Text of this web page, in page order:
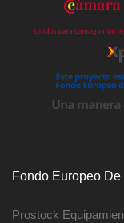
Fondo Europeo
Prostock